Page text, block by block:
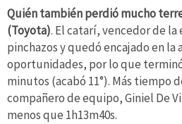
Quién también perdió mucho
(Toyota). El catarí, vencedor de
pinchazos y quedó encajado en la
oportunidades, por lo que
minutos (acabó 11°). Más tiempo
compañero de equipo, Giniel De
menos que 1h13m40s.